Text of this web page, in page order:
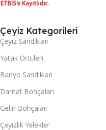
Çeyiz Kategorileri
Çeyiz Sandıkları
Yatak Örtüleri
Banyo Sandıkları
Damat Bohçaları
Gelin Bohçaları
Çeyizlik Yelekler